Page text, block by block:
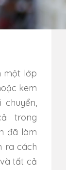
một lớp
kem
chuyển,
trong
đã làm
ra cách
tất cả